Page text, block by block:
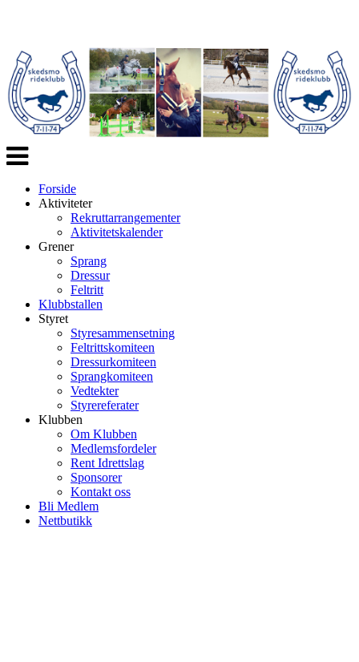
Veksle
navigasjon
Forside
Aktiviteter
Rekruttarrangementer
Aktivitetskalender
Grener
Sprang
Dressur
Feltritt
Klubbstallen
Styret
Styresammensetning
Feltrittskomiteen
Dressurkomiteen
Sprangkomiteen
Vedtekter
Styrereferater
Klubben
Om Klubben
Medlemsfordeler
Rent Idrettslag
Sponsorer
Kontakt oss
Bli Medlem
Nettbutikk